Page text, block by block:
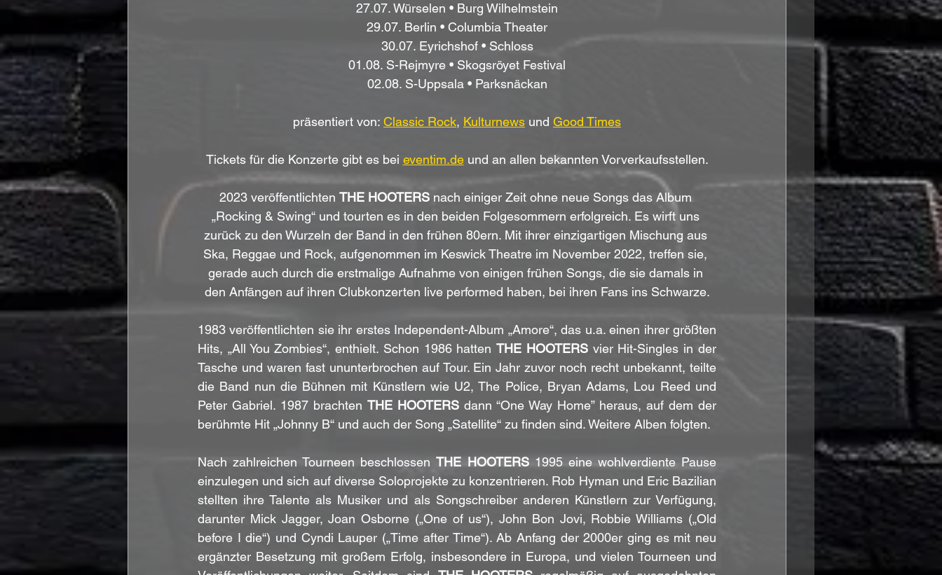
27.07. Würselen • Burg Wilhelmstein
29.07. Berlin • Columbia Theater
30.07. Eyrichshof • Schloss
01.08. S-Rejmyre • Skogsröyet Festival
02.08. S-Uppsala • Parksnäckan
präsentiert von: Classic Rock, Kulturnews und Good Times
Tickets für die Konzerte gibt es bei eventim.de und an allen bekannten Vorverkaufsstellen.
2023 veröffentlichten THE HOOTERS nach einiger Zeit ohne neue Songs das Album
„Rocking & Swing“ und tourten es in den beiden Folgesommern erfolgreich. Es wirft uns
zurück zu den Wurzeln der Band in den frühen 80ern. Mit ihrer einzigartigen Mischung aus
Ska, Reggae und Rock, aufgenommen im Keswick Theatre im November 2022, treffen sie,
gerade auch durch die erstmalige Aufnahme von einigen frühen Songs, die sie damals in
den Anfängen auf ihren Clubkonzerten live performed haben, bei ihren Fans ins Schwarze.
1983 veröffentlichten sie ihr erstes Independent-Album „Amore“, das u.a. einen ihrer größten
Hits, „All You Zombies“, enthielt. Schon 1986 hatten THE HOOTERS vier Hit-Singles in der
Tasche und waren fast ununterbrochen auf Tour. Ein Jahr zuvor noch recht unbekannt, teilte
die Band nun die Bühnen mit Künstlern wie U2, The Police, Bryan Adams, Lou Reed und
Peter Gabriel. 1987 brachten THE HOOTERS dann “One Way Home” heraus, auf dem der
berühmte Hit „Johnny B“ und auch der Song „Satellite“ zu finden sind. Weitere Alben folgten.
Nach zahlreichen Tourneen beschlossen THE HOOTERS 1995 eine wohlverdiente Pause
einzulegen und sich auf diverse Soloprojekte zu konzentrieren. Rob Hyman und Eric Bazilian
stellten ihre Talente als Musiker und als Songschreiber anderen Künstlern zur Verfügung,
darunter Mick Jagger, Joan Osborne („One of us“), John Bon Jovi, Robbie Williams („Old
before I die“) und Cyndi Lauper („Time after Time“). Ab Anfang der 2000er ging es mit neu
ergänzter Besetzung mit großem Erfolg, insbesondere in Europa, und vielen Tourneen und